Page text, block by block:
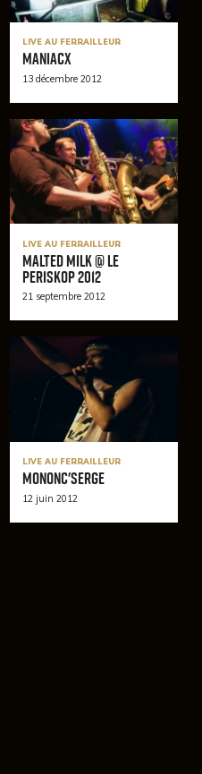
LIVE AU FERRAILLEUR
Maniacx
13 décembre 2012
LIVE AU FERRAILLEUR
MALTED MILK @ Le
Periskop 2012
21 septembre 2012
LIVE AU FERRAILLEUR
Mononc'serge
12 juin 2012